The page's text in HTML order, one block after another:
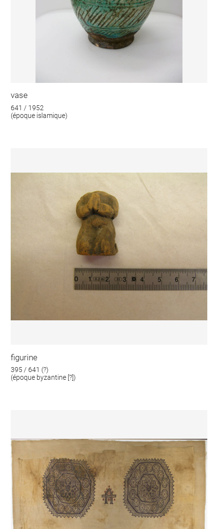
vase
641 / 1952
(époque islamique)
figurine
395 / 641 (?)
(époque byzantine [?])